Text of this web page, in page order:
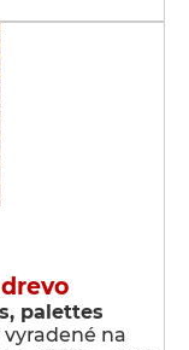
palettes
na